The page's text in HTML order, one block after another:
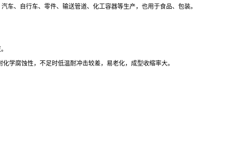
车、自行车、零件、输送管道、化工容器等生产，也用于食品、包装。
学腐蚀性，不足时低温耐冲击较差，易老化，成型收缩率大。